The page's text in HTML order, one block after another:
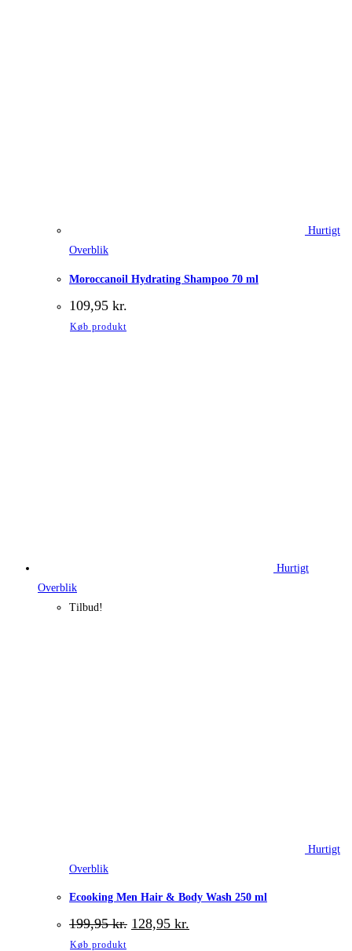
Hurtigt
Overblik
Moroccanoil Hydrating Shampoo 70 ml
109,95 kr.
Køb produkt
Hurtigt
Overblik
Tilbud!
Hurtigt
Overblik
Ecooking Men Hair & Body Wash 250 ml
199,95kr. Den
oprindelige
128,95 kr.
aktuelle
Køb produkt